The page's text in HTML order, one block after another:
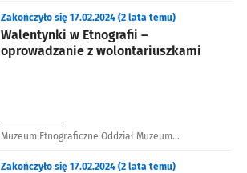
Walentynki w Etnografii –
oprowadzanie z wolontariuszkami
Zakończyło się 17.02.2024 (2 lata temu)
Muzeum Etnograficzne Oddział Muzeum
Zakończyło się 17.02.2024 (2 lata temu)